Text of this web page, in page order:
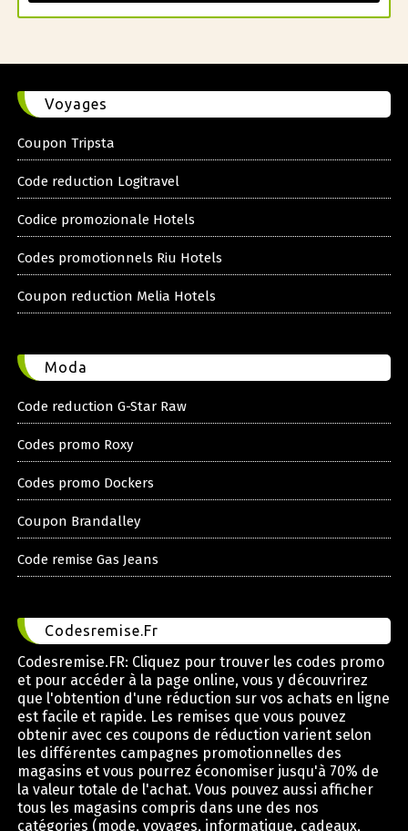
Voyages
Coupon Tripsta
Code reduction Logitravel
Codice promozionale Hotels
Codes promotionnels Riu Hotels
Coupon reduction Melia Hotels
Moda
Code reduction G-Star Raw
Codes promo Roxy
Codes promo Dockers
Coupon Brandalley
Code remise Gas Jeans
Codesremise.Fr
Codesremise.FR: Cliquez pour trouver les codes promo
et pour accéder à la page online, vous y découvrirez
que l'obtention d'une réduction sur vos achats en ligne
est facile et rapide. Les remises que vous pouvez
obtenir avec ces coupons de réduction varient selon
les différentes campagnes promotionnelles des
magasins et vous pourrez économiser jusqu'à 70% de
la valeur totale de l'achat. Vous pouvez aussi afficher
tous les magasins compris dans une des nos
catégories (mode, voyages, informatique, cadeaux,